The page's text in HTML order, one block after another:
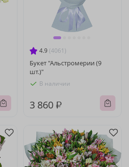
4.9 (4061)
Букет "Альстромерии (9
шт.)"
В наличии
3 860 ₽